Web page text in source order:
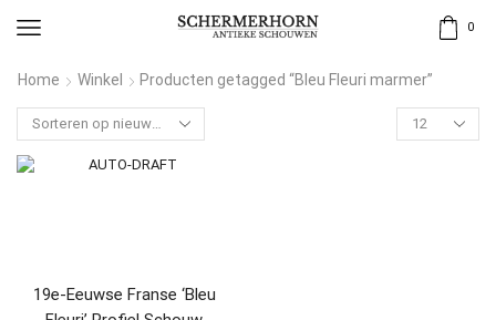
0
Home Winkel Producten getagged “Bleu Fleuri marmer”
19e-Eeuwse Franse ‘Bleu